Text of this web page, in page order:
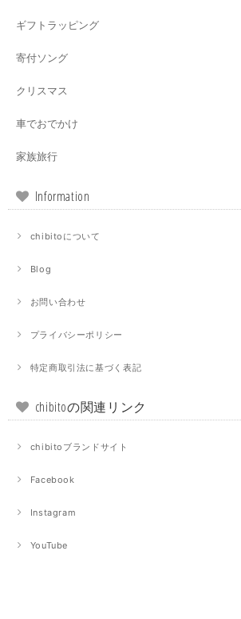
ギフトラッピング
寄付ソング
クリスマス
車でおでかけ
家族旅行
Information
chibitoについて
Blog
お問い合わせ
プライバシーポリシー
特定商取引法に基づく表記
chibitoの関連リンク
chibitoブランドサイト
Facebook
Instagram
YouTube